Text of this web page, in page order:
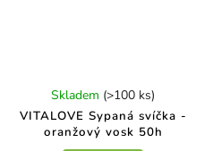
VITALOVE Sypaná svíčka -
oranžový vosk 50h
Skladem (>100 ks)